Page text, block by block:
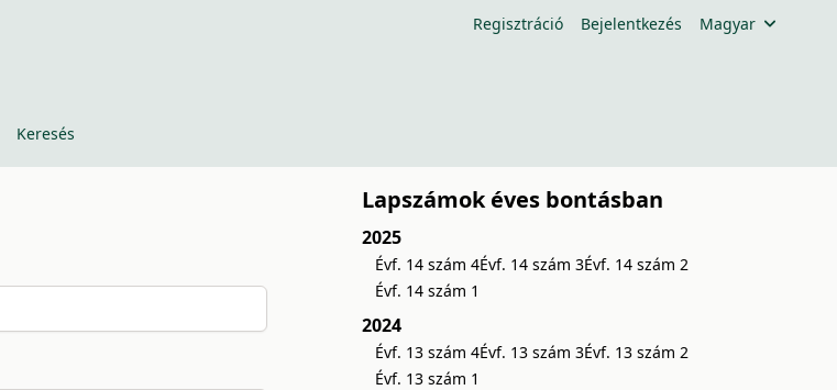
Regisztráció Bejelentkezés Magyar
Keresés
Lapszámok éves bontásban
2025
Évf. 14 szám 4Évf. 14 szám 3Évf. 14 szám 2
Évf. 14 szám 1
2024
Évf. 13 szám 4Évf. 13 szám 3Évf. 13 szám 2
Évf. 13 szám 1